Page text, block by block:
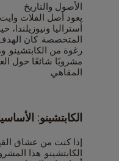
الأصول والتاريخ
يعود أصل الفلات
أستراليا
المتخصصة. كان الهدف
رغوة من الكابتشينو.
مشروبًا شائعًا حول
المقاهي.
الكابتشينو:
إذا كنت من عشاق
الكابتشينو. هذا